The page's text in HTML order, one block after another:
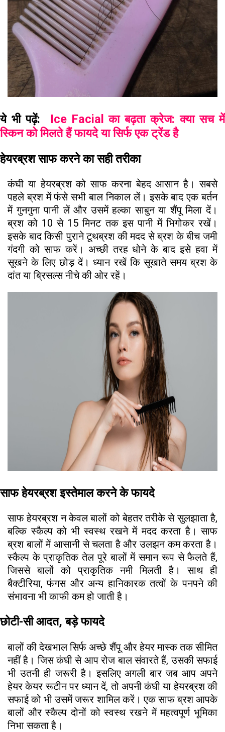
ये भी पढ़ें: Ice Facial का बढ़ता क्रेज: क्या सच में
स्किन को मिलते हैं फायदे या सिर्फ एक ट्रेंड है
हेयरब्रश साफ करने का सही तरीका
कंघी या हेयरब्रश को साफ करना बेहद आसान है। सबसे
पहले ब्रश में फंसे सभी बाल निकाल लें। इसके बाद एक बर्तन
में गुनगुना पानी लें और उसमें हल्का साबुन या शैंपू मिला दें।
ब्रश को 10 से 15 मिनट तक इस पानी में भिगोकर रखें।
इसके बाद किसी पुराने टूथब्रश की मदद से ब्रश के बीच जमी
गंदगी को साफ करें। अच्छी तरह धोने के बाद इसे हवा में
सूखने के लिए छोड़ दें। ध्यान रखें कि सूखाते समय ब्रश के
दांत या ब्रिसल्स नीचे की ओर रहें।
साफ हेयरब्रश इस्तेमाल करने के फायदे
साफ हेयरब्रश न केवल बालों को बेहतर तरीके से सुलझाता है,
बल्कि स्कैल्प को भी स्वस्थ रखने में मदद करता है। साफ
ब्रश बालों में आसानी से चलता है और उलझन कम करता है।
स्कैल्प के प्राकृतिक तेल पूरे बालों में समान रूप से फैलते हैं,
जिससे बालों को प्राकृतिक नमी मिलती है। साथ ही
बैक्टीरिया, फंगस और अन्य हानिकारक तत्वों के पनपने की
संभावना भी काफी कम हो जाती है।
छोटी-सी आदत, बड़े फायदे
बालों की देखभाल सिर्फ अच्छे शैंपू और हेयर मास्क तक सीमित
नहीं है। जिस कंघी से आप रोज बाल संवारते हैं, उसकी सफाई
भी उतनी ही जरूरी है। इसलिए अगली बार जब आप अपने
हेयर केयर रूटीन पर ध्यान दें, तो अपनी कंघी या हेयरब्रश की
सफाई को भी उसमें जरूर शामिल करें। एक साफ ब्रश आपके
बालों और स्कैल्प दोनों को स्वस्थ रखने में महत्वपूर्ण भूमिका
निभा सकता है।